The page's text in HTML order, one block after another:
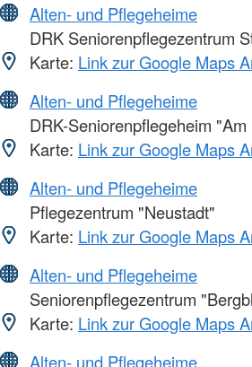
Alten- und Pflegeheime
DRK Seniorenpflegezentrum
Karte: Link zur Google Maps
Alten- und Pflegeheime
DRK-Seniorenpflegeheim
Karte: Link zur Google Maps
Alten- und Pflegeheime
Pflegezentrum "Neustadt"
Karte: Link zur Google Maps
Alten- und Pflegeheime
Seniorenpflegezentrum
Karte: Link zur Google Maps
Alten- und Pflegeheime